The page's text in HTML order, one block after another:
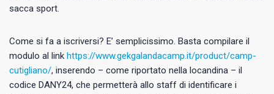
sacca sport.
Come si fa a iscriversi? E’ semplicissimo. Basta compilare il
modulo al link https://www.gekgalandacamp.it/product/camp-
cutigliano/, inserendo – come riportato nella locandina – il
codice DANY24, che permetterà allo staff di identificare i